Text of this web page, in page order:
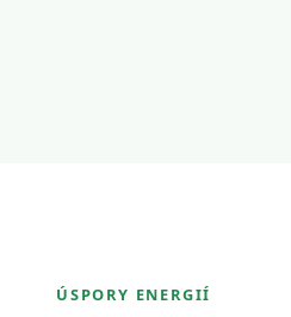
ÚSPORY ENERGIÍ